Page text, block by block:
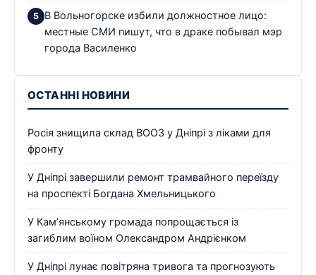
В Вольногорске избили должностное лицо:
местные СМИ пишут, что в драке побывал мэр
города Василенко
ОСТАННІ НОВИНИ
Росія знищила склад ВООЗ у Дніпрі з ліками для
фронту
У Дніпрі завершили ремонт трамвайного переїзду
на проспекті Богдана Хмельницького
У Кам’янському громада попрощається із
загиблим воїном Олександром Андрієнком
У Дніпрі лунає повітряна тривога та прогнозують